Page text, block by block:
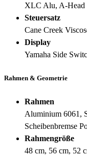
XLC Alu, A-Head
Steuersatz
Cane Creek
Display
Yamaha Side
Rahmen & Geometrie
Rahmen
Aluminium 6061,
Scheibenbremse
Rahmengröße
48 cm, 56 cm, 52